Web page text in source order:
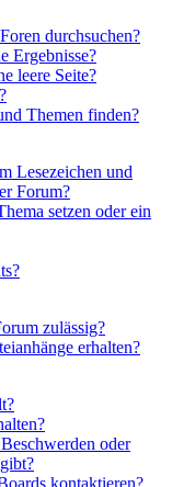
durchsuchen?
Ergebnisse?
leere Seite?
Themen finden?
Lesezeichen und
Forum?
setzen oder ein
zulässig?
erhalten?
oder